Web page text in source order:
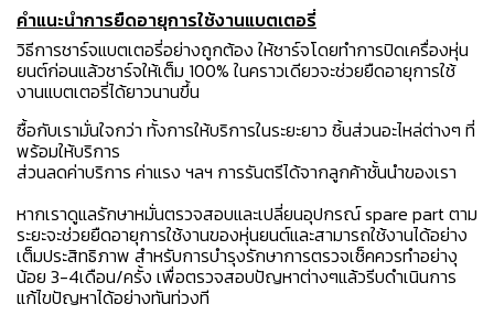
คำแนะนำการยืดอายุการใช้งานแบตเตอรี่
วิธีการชาร์จแบตเตอรี่อย่างถูกต้อง ให้ชาร์จโดยทำการปิดเครื่องหุ่น
ยนต์ก่อนแล้วชาร์จให้เต็ม 100% ในคราวเดียวจะช่วยยืดอายุการใช้
งานแบตเตอรี่ได้ยาวนานขึ้น
ซื้อกับเรามั่นใจกว่า ทั้งการให้บริการในระยะยาว ชิ้นส่วนอะไหล่ต่างๆ ที่
พร้อมให้บริการ
ส่วนลดค่าบริการ ค่าแรง ฯลฯ การรันตรีได้จากลูกค้าชั้นนำของเรา
หากเราดูแลรักษาหมั่นตรวจสอบและเปลี่ยนอุปกรณ์ spare part ตาม
ระยะจะช่วยยืดอายุการใช้งานของหุ่นยนต์และสามารถใช้งานได้อย่าง
เต็มประสิทธิภาพ สำหรับการบำรุงรักษาการตรวจเช็คควรทำอย่างุ
น้อย 3-4เดือน/ครั้ง เพื่อตรวจสอบปัญหาต่างๆแล้วรีบดำเนินการ
แก้ไขปัญหาได้อย่างทันท่วงที